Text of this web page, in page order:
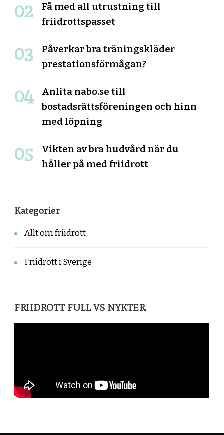
Få med all utrustning till
friidrottspasset
Påverkar bra träningskläder
prestationsförmågan?
Anlita nabo.se till
bostadsrättsföreningen och hinn
med löpning
Vikten av bra hudvård när du
håller på med friidrott
Kategorier
Allt om friidrott
Friidrott i Sverige
FRIIDROTT FULL VS NYKTER.